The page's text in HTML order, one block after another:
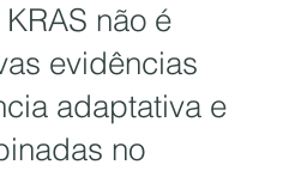
não é
evidências
adaptativa e
no